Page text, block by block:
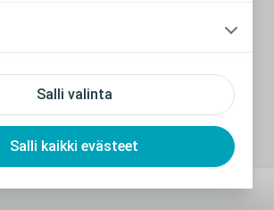
Salli valinta
Salli kaikki evästeet